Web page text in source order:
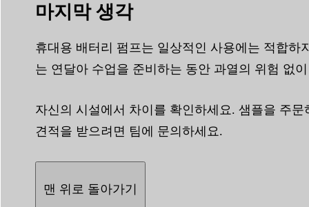
마지막 생각
휴대용 배터리 펌프는 일상적인 사용에는 적합
는 연달아 수업을 준비하는 동안 과열의 위험 없
자신의 시설에서 차이를 확인하세요. 샘플을 주
견적을 받으려면 팀에 문의하세요.
맨 위로 돌아가기